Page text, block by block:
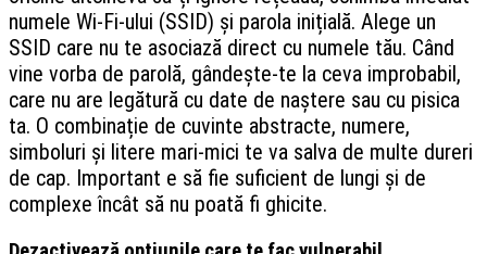
numele Wi-Fi-ului (SSID) și parola inițială. Alege un
SSID care nu te asociază direct cu numele tău. Când
vine vorba de parolă, gândește-te la ceva improbabil,
care nu are legătură cu date de naștere sau cu pisica
ta. O combinație de cuvinte abstracte, numere,
simboluri și litere mari-mici te va salva de multe dureri
de cap. Important e să fie suficient de lungi și de
complexe încât să nu poată fi ghicite.